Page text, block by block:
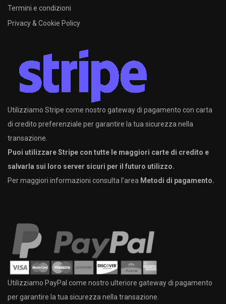
Termini e condizioni
Privacy & Cookie Policy
Utilizziamo Stripe come nostro gateway di pagamento con carta
di credito preferenziale per garantire la tua sicurezza nella
transazione.
Puoi utilizzare Stripe con tutte le maggiori carte di credito e
salvarla sui loro server sicuri per il futuro utilizzo.
Per maggiori informazioni consulta l’area Metodi di pagamento.
Utilizziamo PayPal come nostro ulteriore gateway di pagamento
per garantire la tua sicurezza nella transazione.